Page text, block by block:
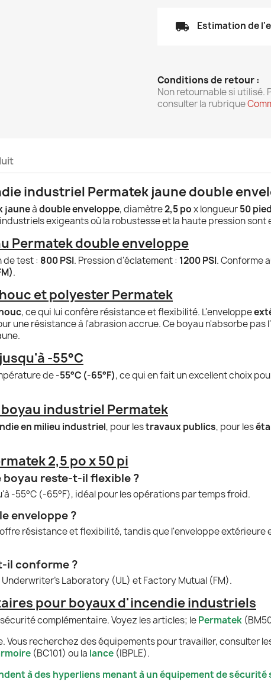
local_shipping Estimation de
Conditions de retour :
Non retournable si utilisé.
consulter la rubrique
industriel Permatek jaune double
jauneàdouble enveloppe, diamètre2,5 pox longueur50
exigeants où la robustesse et la haute pression sont
Permatek double enveloppe
de test : 800 PSI. Pression d'éclatement : 1200 PSI. Conforme
.
et polyester Permatek
, ce qui lui confère résistance et flexibilité. L'enveloppe
une résistance à l'abrasion accrue. Ce boyau n'absorbe
-55°C
de-55°C (-65°F), ce qui en fait un excellent choix
industriel Permatek
en milieu industriel, pour lestravaux publics, pour les
2,5 po x 50 pi
boyau reste-t-il flexible ?
-55°C (-65°F), idéal pour les opérations par temps froid.
enveloppe ?
résistance et flexibilité, tandis que l'enveloppe extérieure
il conforme ?
Underwriter's Laboratory (UL) et Factory Mutual (FM).
pour boyaux d'incendie industriels
complémentaire. Voyez les articles; lePermatek
Vous recherchez des équipements pour travailler, consulter
(BC101) ou la lance (IBPLE).
à des hyperliens menant à un équipement de sécurité